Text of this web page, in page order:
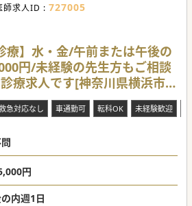
師求人ID : 727005
療】水・金/午前または午後の
円/未経験の先生方もご相談
療求人です[神奈川県横浜市都
急対応なし 車通勤可 転科OK 未経験歓迎
円
内週1日